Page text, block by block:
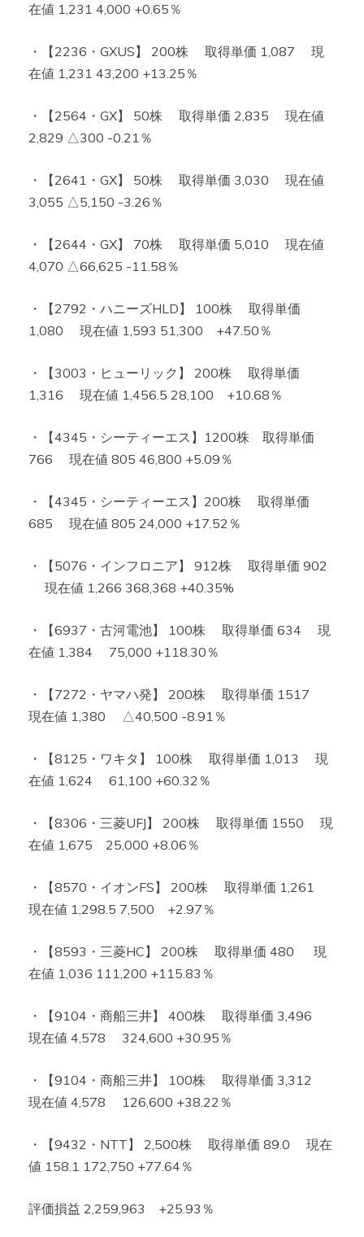
在値 1,231 4,000 +0.65％
・【2236・GXUS】 200株 取得単価 1,087 現
在値 1,231 43,200 +13.25％
・【2564・GX】 50株 取得単価 2,835 現在値
2,829 △300 -0.21％
・【2641・GX】 50株 取得単価 3,030 現在値
3,055 △5,150 -3.26％
・【2644・GX】 70株 取得単価 5,010 現在値
4,070 △66,625 -11.58％
・【2792・ハニーズHLD】 100株 取得単価
1,080 現在値 1,593 51,300 +47.50％
・【3003・ヒューリック】 200株 取得単価
1,316 現在値 1,456.5 28,100 +10.68％
・【4345・シーティーエス】1200株 取得単価
766 現在値 805 46,800 +5.09％
・【4345・シーティーエス】200株 取得単価
685 現在値 805 24,000 +17.52％
・【5076・インフロニア】 912株 取得単価 902
現在値 1,266 368,368 +40.35%
・【6937・古河電池】 100株 取得単価 634 現
在値 1,384 75,000 +118.30％
・【7272・ヤマハ発】 200株 取得単価 1517
現在値 1,380 △40,500 -8.91％
・【8125・ワキタ】 100株 取得単価 1,013 現
在値 1,624 61,100 +60.32％
・【8306・三菱UFJ】 200株 取得単価 1550 現
在値 1,675 25,000 +8.06％
・【8570・イオンFS】 200株 取得単価 1,261
現在値 1,298.5 7,500 +2.97％
・【8593・三菱HC】 200株 取得単価 480 現
在値 1,036 111,200 +115.83％
・【9104・商船三井】 400株 取得単価 3,496
現在値 4,578 324,600 +30.95％
・【9104・商船三井】 100株 取得単価 3,312
現在値 4,578 126,600 +38.22％
・【9432・NTT】 2,500株 取得単価 89.0 現在
値 158.1 172,750 +77.64％
評価損益 2,259,963 +25.93％